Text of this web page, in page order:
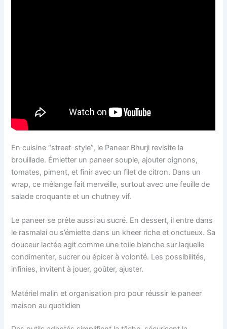
En cuisine “street-style”, le Paneer Bhurji revisite la
brouillade. Émietter un paneer souple, ajouter oignons,
tomates, piment, et finir avec un filet de citron. Dans un
wrap, ce mélange fait merveille, surtout avec une feuille de
salade croquante et un chutney vif.
Le paneer se prête aussi au sucré. En dessert, il entre dans
le rasmalai ou s’émiette dans un kheer riche et onctueux. Sa
douceur lactée agit comme une toile blanche sur laquelle
condimenter, sucrer ou épicer à volonté. Les possibilités,
infinies, invitent à jouer, goûter, ajuster.
Matériel malin et organisation pro pour réussir le paneer
maison au quotidien